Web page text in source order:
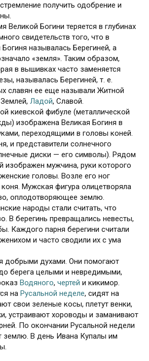
получить одобрение и
Великой Богини теряется в глубинах
свидетельств того, что в
называлась Берегиней, а
«земля». Таким образом,
в вышивках часто заменяется
называлась Берегиней, т. е.
славян ее еще называли Житной
Ладой, Славой.
киевской фибуле (металлической
изображена Великая Богиня в
переходящими в головы коней.
и представители солнечного
диски — его символы). Рядом
изображен мужчина, руки которого
головы. Возле его ног
Мужская фигура олицетворяла
оплодотворяющее землю.
народы стали считать, что
В берегинь превращались невесты,
Каждого парня берегини считали
и часто сводили их с ума
добрыми духами. Они помогают
берега целыми и невредимыми,
Водяного, чертей и кикимор.
на Русальной неделе, сидят на
свои зеленые косы, плетут венки,
устраивают хороводы и заманивают
По окончании Русальной недели
землю. В день Ивана Купалы им